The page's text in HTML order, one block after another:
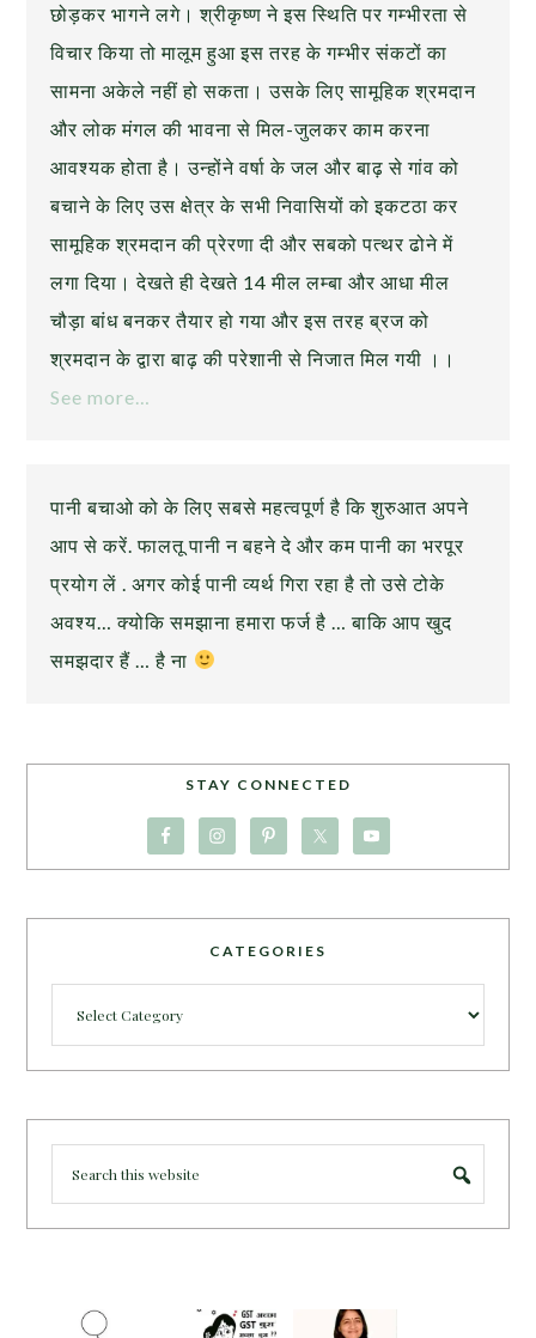
छोड़कर भागने लगे। श्रीकृष्ण ने इस स्थिति पर गम्भीरता से
विचार किया तो मालूम हुआ इस तरह के गम्भीर संकटों का
सामना अकेले नहीं हो सकता। उसके लिए सामूहिक श्रमदान
और लोक मंगल की भावना से मिल-जुलकर काम करना
आवश्यक होता है। उन्होंने वर्षा के जल और बाढ़ से गांव को
बचाने के लिए उस क्षेत्र के सभी निवासियों को इकटठा कर
सामूहिक श्रमदान की प्रेरणा दी और सबको पत्थर ढोने में
लगा दिया। देखते ही देखते 14 मील लम्बा और आधा मील
चौड़ा बांध बनकर तैयार हो गया और इस तरह ब्रज को
श्रमदान के द्वारा बाढ़ की परेशानी से निजात मिल गयी ।।
See more…
पानी बचाओ को के लिए सबसे महत्वपूर्ण है कि शुरुआत अपने
आप से करें. फालतू पानी न बहने दे और कम पानी का भरपूर
प्रयोग लें . अगर कोई पानी व्यर्थ गिरा रहा है तो उसे टोके
अवश्य… क्योकि समझाना हमारा फर्ज है … बाकि आप खुद
समझदार हैं … है ना
STAY CONNECTED
CATEGORIES